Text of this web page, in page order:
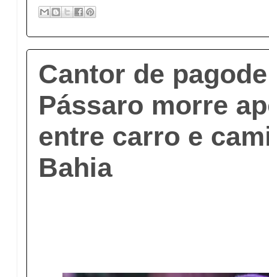
Cantor de
Pássaro morre
entre carro e
Bahia